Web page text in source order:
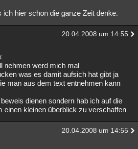
hier schon die ganze Zeit denke.
20.04.2008 um 14:55
nehmen werd mich mal
was es damit aufsich hat gibt ja
man aus dem text entnehmen kann
dienen sondern hab ich auf die
einen kleinen überblick zu verschaffen
20.04.2008 um 14:55